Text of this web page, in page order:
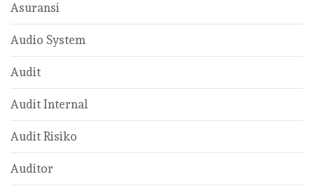
Asuransi
Audio System
Audit
Audit Internal
Audit Risiko
Auditor